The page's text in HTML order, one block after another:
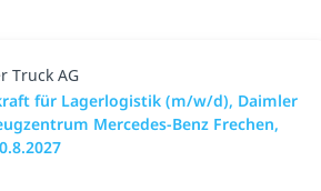
Truck AG
für Lagerlogistik (m/w/d), Daimler
Mercedes-Benz Frechen,